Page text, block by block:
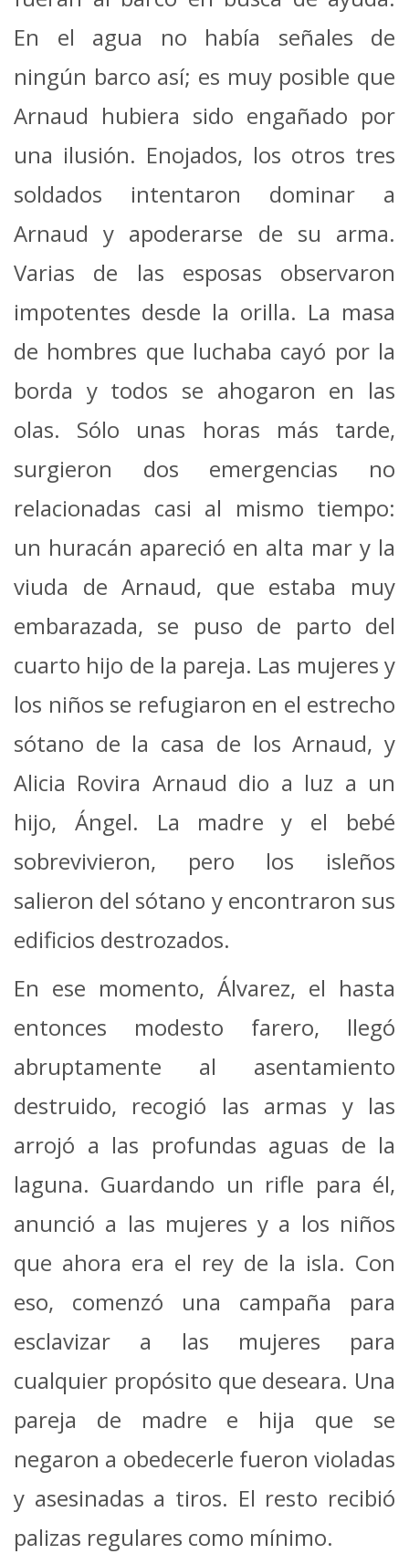
En el agua no había señales de
ningún barco así; es muy posible que
Arnaud hubiera sido engañado por
una ilusión. Enojados, los otros tres
soldados intentaron dominar a
Arnaud y apoderarse de su arma.
Varias de las esposas observaron
impotentes desde la orilla. La masa
de hombres que luchaba cayó por la
borda y todos se ahogaron en las
olas. Sólo unas horas más tarde,
surgieron dos emergencias no
relacionadas casi al mismo tiempo:
un huracán apareció en alta mar y la
viuda de Arnaud, que estaba muy
embarazada, se puso de parto del
cuarto hijo de la pareja. Las mujeres y
los niños se refugiaron en el estrecho
sótano de la casa de los Arnaud, y
Alicia Rovira Arnaud dio a luz a un
hijo, Ángel. La madre y el bebé
sobrevivieron, pero los isleños
salieron del sótano y encontraron sus
edificios destrozados.
En ese momento, Álvarez, el hasta
entonces modesto farero, llegó
abruptamente al asentamiento
destruido, recogió las armas y las
arrojó a las profundas aguas de la
laguna. Guardando un rifle para él,
anunció a las mujeres y a los niños
que ahora era el rey de la isla. Con
eso, comenzó una campaña para
esclavizar a las mujeres para
cualquier propósito que deseara. Una
pareja de madre e hija que se
negaron a obedecerle fueron violadas
y asesinadas a tiros. El resto recibió
palizas regulares como mínimo.